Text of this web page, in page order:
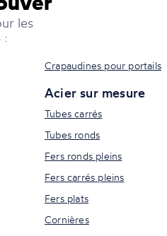
les
:
Crapaudines pour portails
Acier sur mesure
Tubes carrés
Tubes ronds
Fers ronds pleins
Fers carrés pleins
Fers plats
Cornières